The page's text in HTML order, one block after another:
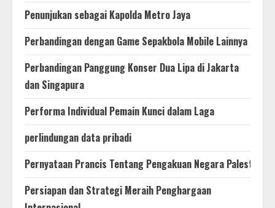
Penunjukan sebagai Kapolda Metro Jaya
Perbandingan dengan Game Sepakbola Mobile Lainnya
Perbandingan Panggung Konser Dua Lipa di Jakarta
dan Singapura
Performa Individual Pemain Kunci dalam Laga
perlindungan data pribadi
Pernyataan Prancis Tentang Pengakuan Negara Palestina
Persiapan dan Strategi Meraih Penghargaan